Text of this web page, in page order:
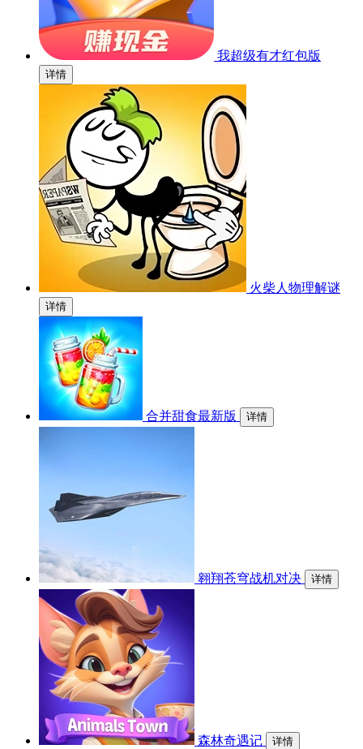
我超级有才红包版
详情
火柴人物理解谜
详情
合并甜食最新版 详情
翱翔苍穹战机对决 详情
森林奇遇记 详情